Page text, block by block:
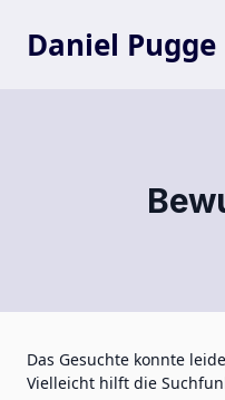
Inhalt
springenDaniel Pugge
Das Gesuchte konnte
Vielleicht hilft die